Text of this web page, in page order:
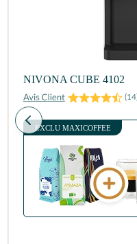
NIVONA CUBE 4102
(14
EXCLU MAXICOFFEE